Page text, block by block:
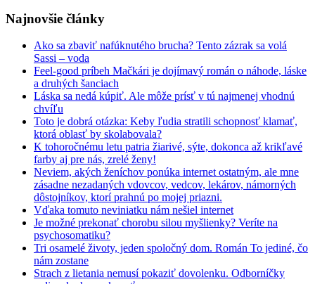
Najnovšie články
Ako sa zbaviť nafúknutého brucha? Tento zázrak sa volá
Sassi – voda
Feel-good príbeh Mačkári je dojímavý román o náhode, láske
a druhých šanciach
Láska sa nedá kúpiť. Ale môže prísť v tú najmenej vhodnú
chvíľu
Toto je dobrá otázka: Keby ľudia stratili schopnosť klamať,
ktorá oblasť by skolabovala?
K tohoročnému letu patria žiarivé, sýte, dokonca až krikľavé
farby aj pre nás, zrelé ženy!
Neviem, akých ženíchov ponúka internet ostatným, ale mne
zásadne nezadaných vdovcov, vedcov, lekárov, námorných
dôstojníkov, ktorí prahnú po mojej priazni.
Vďaka tomuto neviniatku nám nešiel internet
Je možné prekonať chorobu silou myšlienky? Veríte na
psychosomatiku?
Tri osamelé životy, jeden spoločný dom. Román To jediné, čo
nám zostane
Strach z lietania nemusí pokaziť dovolenku. Odborníčky